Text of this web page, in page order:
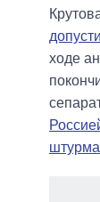
ходе